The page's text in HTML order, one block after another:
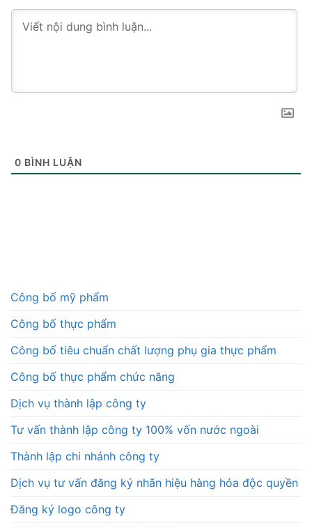
0 BÌNH LUẬN
Công bố mỹ phẩm
Công bố thực phẩm
Công bố tiêu chuẩn chất lượng phụ gia thực phẩm
Công bố thực phẩm chức năng
Dịch vụ thành lập công ty
Tư vấn thành lập công ty 100% vốn nước ngoài
Thành lập chi nhánh công ty
Dịch vụ tư vấn đăng ký nhãn hiệu hàng hóa độc quyền
Đăng ký logo công ty